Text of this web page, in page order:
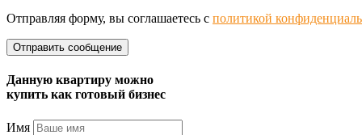
Отправляя форму, вы соглашаетесь с политикой
Данную квартиру можно
купить как готовый бизнес
Имя